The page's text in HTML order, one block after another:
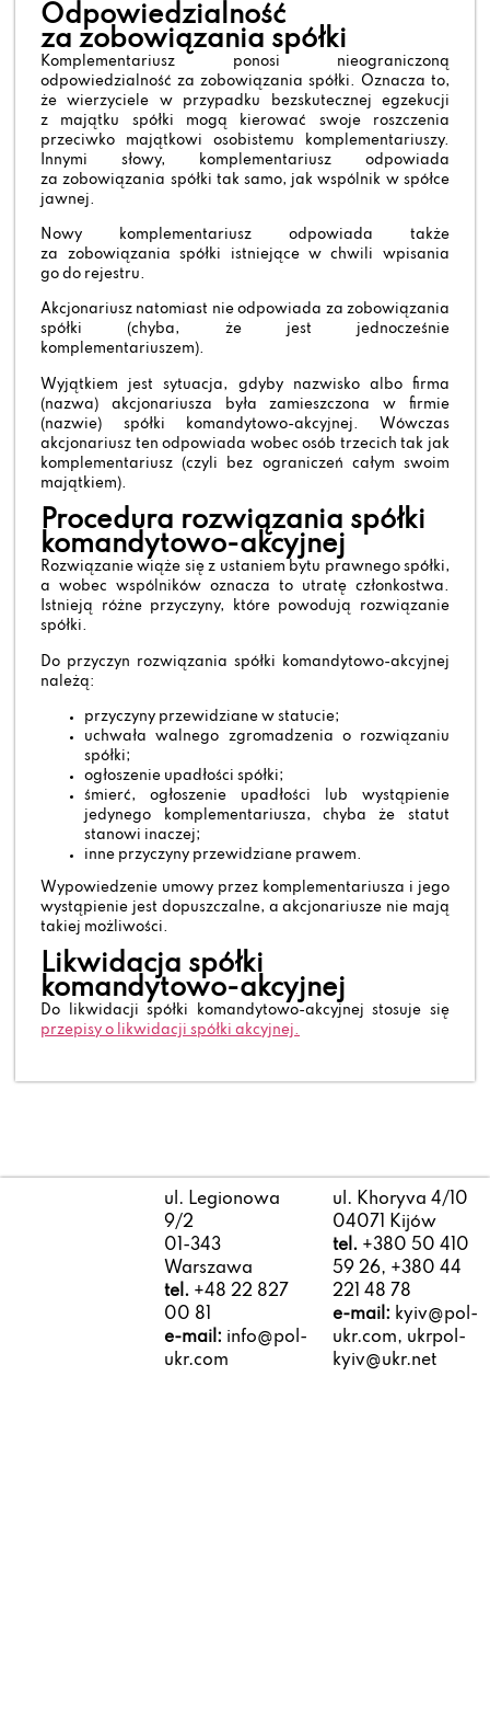
Odpowiedzialność
za zobowiązania spółki
Komplementariusz ponosi nieograniczoną
odpowiedzialność za zobowiązania spółki. Oznacza to,
że wierzyciele w przypadku bezskutecznej egzekucji
z majątku spółki mogą kierować swoje roszczenia
przeciwko majątkowi osobistemu komplementariuszy.
Innymi słowy, komplementariusz odpowiada
za zobowiązania spółki tak samo, jak wspólnik w spółce
jawnej.
Nowy komplementariusz odpowiada także
za zobowiązania spółki istniejące w chwili wpisania
go do rejestru.
Akcjonariusz natomiast nie odpowiada za zobowiązania
spółki (chyba, że jest jednocześnie
komplementariuszem).
Wyjątkiem jest sytuacja, gdyby nazwisko albo firma
(nazwa) akcjonariusza była zamieszczona w firmie
(nazwie) spółki komandytowo-akcyjnej. Wówczas
akcjonariusz ten odpowiada wobec osób trzecich tak jak
komplementariusz (czyli bez ograniczeń całym swoim
majątkiem).
Procedura rozwiązania spółki
komandytowo-akcyjnej
Rozwiązanie wiąże się z ustaniem bytu prawnego spółki,
a wobec wspólników oznacza to utratę członkostwa.
Istnieją różne przyczyny, które powodują rozwiązanie
spółki.
Do przyczyn rozwiązania spółki komandytowo-akcyjnej
należą:
przyczyny przewidziane w statucie;
uchwała walnego zgromadzenia o rozwiązaniu
spółki;
ogłoszenie upadłości spółki;
śmierć, ogłoszenie upadłości lub wystąpienie
jedynego komplementariusza, chyba że statut
stanowi inaczej;
inne przyczyny przewidziane prawem.
Wypowiedzenie umowy przez komplementariusza i jego
wystąpienie jest dopuszczalne, a akcjonariusze nie mają
takiej możliwości.
Likwidacja spółki
komandytowo-akcyjnej
Do likwidacji spółki komandytowo-akcyjnej stosuje się
przepisy o likwidacji spółki akcyjnej.
ul. Legionowa
9/2
01-343
Warszawa
tel. +48 22 827
00 81
e-mail: info@pol-
ukr.com
ul. Khoryva 4/10
04071 Kijów
tel. +380 50 410
59 26, +380 44
221 48 78
e-mail: kyiv@pol-
ukr.com, ukrpol-
kyiv@ukr.net